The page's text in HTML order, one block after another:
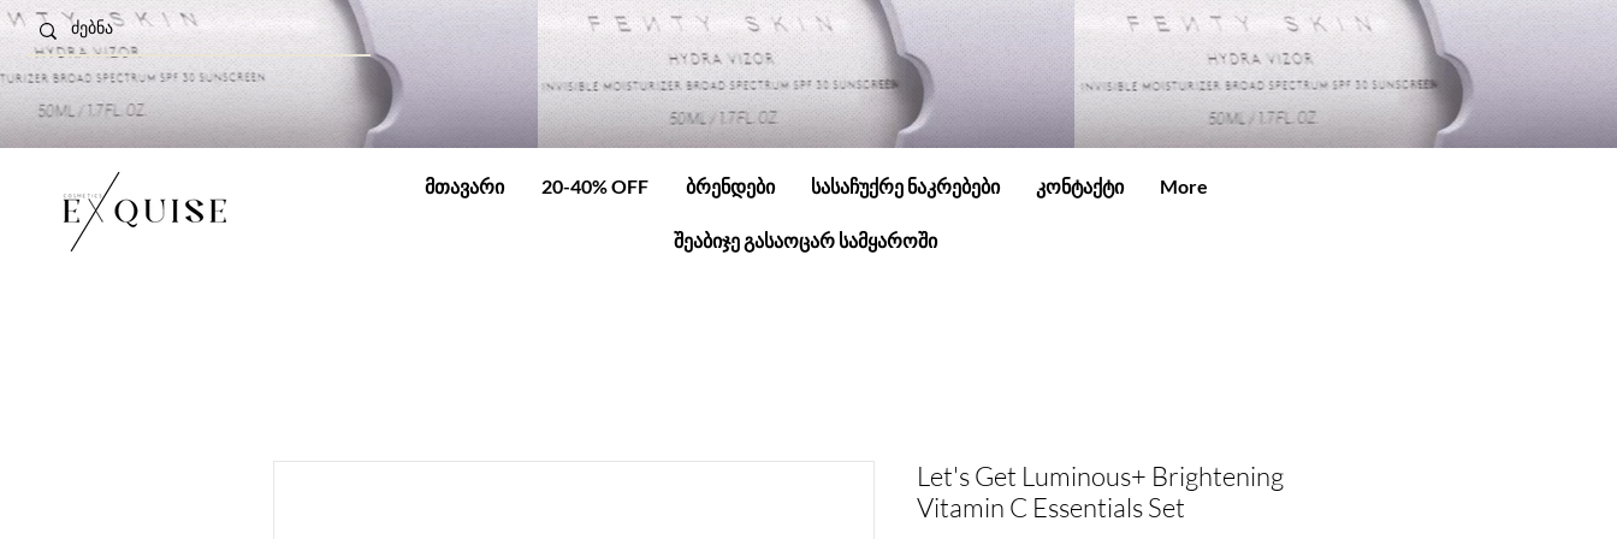
მთავარი 20-40% OFF ბრენდები სასაჩუქრე ნაკრებები კონტაქტი More
შეაბიჯე გასაოცარ სამყაროში
Let's Get Luminous+ Brightening
Vitamin C Essentials Set